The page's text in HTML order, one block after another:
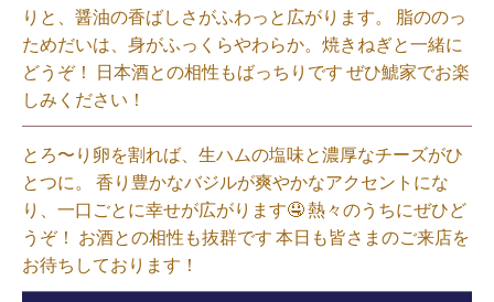
りと、醤油の香ばしさがふわっと広がります。 脂ののっ
ためだいは、身がふっくらやわらか。焼きねぎと一緒に
どうぞ！ 日本酒との相性もばっちりです ぜひ鯱家でお楽
しみください！⁡
とろ〜り卵を割れば、生ハムの塩味と濃厚なチーズがひ
とつに。 香り豊かなバジルが爽やかなアクセントにな
り、一口ごとに幸せが広がります🤤 熱々のうちにぜひど
うぞ！ お酒との相性も抜群です 本日も皆さまのご来店を
お待ちしております！⁡